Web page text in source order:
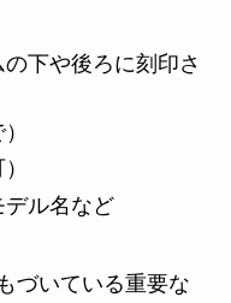
下や後ろに刻印さ
デル名など
づいている重要な